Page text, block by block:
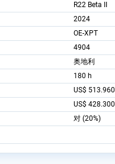
R22 Beta II
2024
OE-XPT
4904
奥地利
180 h
US$ 513.960
US$ 428.300
对 (20%)